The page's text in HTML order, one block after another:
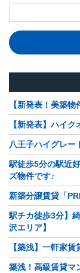
【新発表！美築
【新発表】ハイ
八王子ハイグレー
駅徒歩5分の駅近
ズ物件です♪
新築分譲賃貸「
駅チカ徒歩3分】
沢エリア】
【築浅】一軒家
築浅！高級賃貸マ